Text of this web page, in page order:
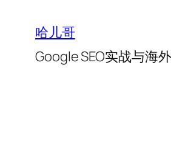
哈儿哥
Google SEO实战与海